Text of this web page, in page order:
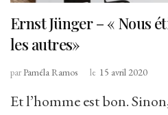
Ernst Jünger – « Nous
les autres»
parPaméla Ramos le 15 avril 2020
Et l’homme est bon.